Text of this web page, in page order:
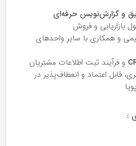
و گزارش‌نویس حرفه‌ای
بازاریابی و فروش
و همکاری با سایر واحدهای
و فرآیند ثبت اطلاعات مشتریان
قابل اعتماد و انعطاف‌پذیر در
: